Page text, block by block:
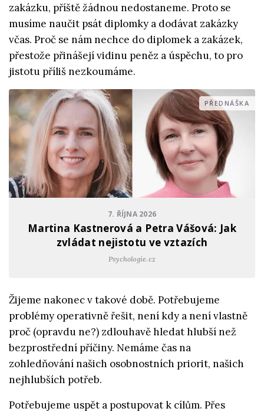
zakázku, příště žádnou nedostaneme. Proto se
musíme naučit psát diplomky a dodávat zakázky
včas. Proč se nám nechce do diplomek a zakázek,
přestože přinášejí vidinu peněz a úspěchu, to pro
jistotu příliš nezkoumáme.
PŘEDNÁŠKA
7. ŘÍJNA 2026
Martina Kastnerová a Petra Vášová: Jak
zvládat nejistotu ve vztazích
Psychologie.cz
Žijeme nakonec v takové době. Potřebujeme
problémy operativně řešit, není kdy a není vlastně
proč (opravdu ne?) zdlouhavě hledat hlubší než
bezprostřední příčiny. Nemáme čas na
zohledňování našich osobnostních priorit, našich
nejhlubších potřeb.
Potřebujeme uspět a postupovat k cílům. Přes